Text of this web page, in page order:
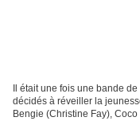
Il était une fois une bande
décidés à réveiller la
Bengie (Christine Fay),